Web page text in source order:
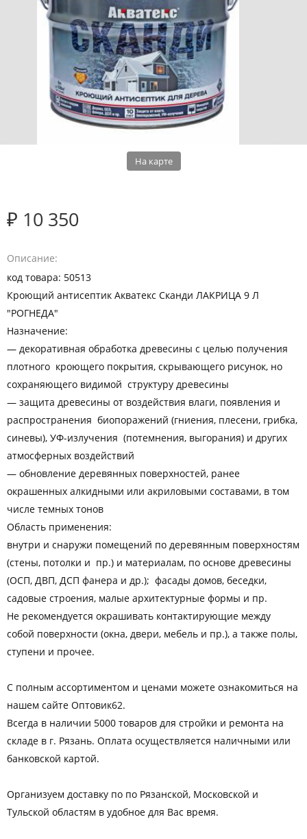
На карте
₽ 10 350
Описание
код товара: 50513
Кроющий антисептик Акватекс Сканди ЛАКРИЦА 9 Л
"РОГНЕДА"
Назначение:
— декоративная обработка древесины с целью получения
плотного кроющего покрытия, скрывающего рисунок, но
сохраняющего видимой структуру древесины
— защита древесины от воздействия влаги, появления и
распространения биопоражений (гниения, плесени, грибка,
синевы), УФ-излучения (потемнения, выгорания) и других
атмосферных воздействий
— обновление деревянных поверхностей, ранее
окрашенных алкидными или акриловыми составами, в том
числе темных тонов
Область применения:
внутри и снаружи помещений по деревянным поверхностям
(стены, потолки и пр.) и материалам, по основе древесины
(ОСП, ДВП, ДСП фанера и др.); фасады домов, беседки,
садовые строения, малые архитектурные формы и пр.
Не рекомендуется окрашивать контактирующие между
собой поверхности (окна, двери, мебель и пр.), а также полы,
ступени и прочее.
С полным ассортиментом и ценами можете ознакомиться на
нашем сайте Оптовик62.
Всегда в наличии 5000 товаров для стройки и ремонта на
складе в г. Рязань. Оплата осуществляется наличными или
банковской картой.
Организуем доставку по по Рязанской, Московской и
Тульской областям в удобное для Вас время.